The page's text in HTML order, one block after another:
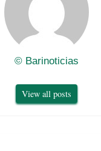
© Barinoticias
View all posts